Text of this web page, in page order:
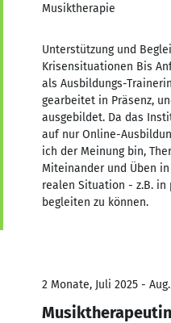
Musiktherapie
Unterstützung und
Krisensituationen Bis
als Ausbildungs-
gearbeitet in Präsenz,
ausgebildet. Da das
auf nur Online-
ich der Meinung bin,
Miteinander und Üben
realen Situation - z.B.
begleiten zu können.
2 Monate, Juli 2025 -
Musiktherapeutin